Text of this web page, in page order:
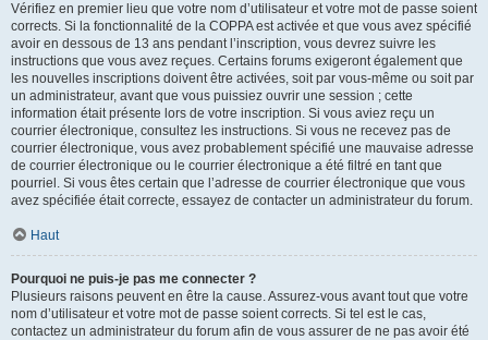
Vérifiez en premier lieu que votre nom d’utilisateur et votre mot de passe soient
corrects. Si la fonctionnalité de la COPPA est activée et que vous avez spécifié
avoir en dessous de 13 ans pendant l’inscription, vous devrez suivre les
instructions que vous avez reçues. Certains forums exigeront également que
les nouvelles inscriptions doivent être activées, soit par vous-même ou soit par
un administrateur, avant que vous puissiez ouvrir une session ; cette
information était présente lors de votre inscription. Si vous aviez reçu un
courrier électronique, consultez les instructions. Si vous ne recevez pas de
courrier électronique, vous avez probablement spécifié une mauvaise adresse
de courrier électronique ou le courrier électronique a été filtré en tant que
pourriel. Si vous êtes certain que l’adresse de courrier électronique que vous
avez spécifiée était correcte, essayez de contacter un administrateur du forum.
Haut
Pourquoi ne puis-je pas me connecter ?
Plusieurs raisons peuvent en être la cause. Assurez-vous avant tout que votre
nom d’utilisateur et votre mot de passe soient corrects. Si tel est le cas,
contactez un administrateur du forum afin de vous assurer de ne pas avoir été